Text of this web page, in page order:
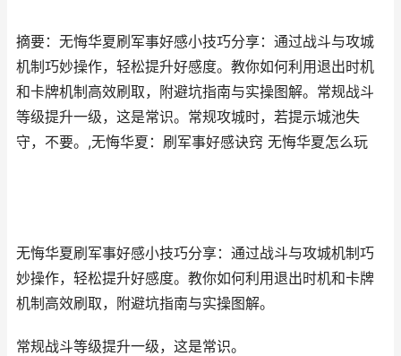
摘要：无悔华夏刷军事好感小技巧分享：通过战斗与攻城
机制巧妙操作，轻松提升好感度。教你如何利用退出时机
和卡牌机制高效刷取，附避坑指南与实操图解。常规战斗
等级提升一级，这是常识。常规攻城时，若提示城池失
守，不要。,无悔华夏：刷军事好感诀窍 无悔华夏怎么玩
无悔华夏刷军事好感小技巧分享：通过战斗与攻城机制巧
妙操作，轻松提升好感度。教你如何利用退出时机和卡牌
机制高效刷取，附避坑指南与实操图解。
常规战斗等级提升一级，这是常识。